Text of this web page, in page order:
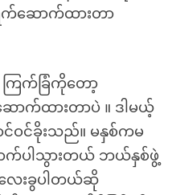
က်ဆောက်ထားတာ
ြက်ခြံကိုတော့
ာက်ထားတာပဲ ။ ဒါမယ့်
ဝင်ခိုးသည်။ မနှစ်ကမ
က်ပါသွားတယ် ဘယ်နှစ်ဖွဲ့
လေးခွပါတယ်ဆို